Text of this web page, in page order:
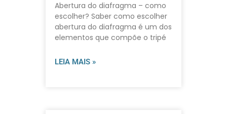
Abertura do diafragma – como
escolher? Saber como escolher
abertura do diafragma é um dos
elementos que compõe o tripé
LEIA MAIS »